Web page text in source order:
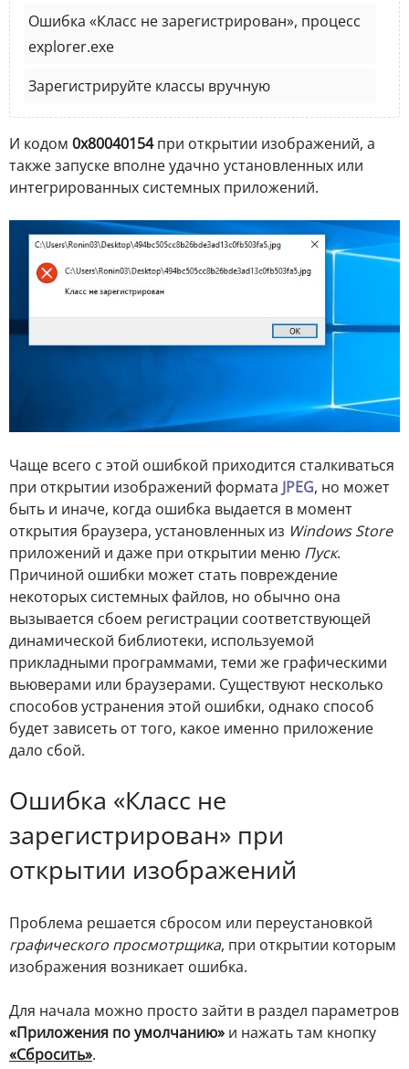
Ошибка «Класс не зарегистрирован», процесс
explorer.exe
Зарегистрируйте классы вручную
И кодом 0x80040154при открытии изображений, а
также запуске вполне удачно установленных или
интегрированных системных приложений.
Чаще всего с этой ошибкой приходится сталкиваться
при открытии изображений формата JPEG, но может
быть и иначе, когда ошибка выдается в момент
открытия браузера, установленных из Windows Store
приложений и даже при открытии меню Пуск.
Причиной ошибки может стать повреждение
некоторых системных файлов, но обычно она
вызывается сбоем регистрации соответствующей
динамической библиотеки, используемой
прикладными программами, теми же графическими
вьюверами или браузерами. Существуют несколько
способов устранения этой ошибки, однако способ
будет зависеть от того, какое именно приложение
дало сбой.
Ошибка «Класс не
зарегистрирован» при
открытии изображений
Проблема решается сбросом или переустановкой
графического просмотрщика, при открытии которым
изображения возникает ошибка.
Для начала можно просто зайти в раздел параметров
«Приложения по умолчанию» и нажать там кнопку
«Сбросить».